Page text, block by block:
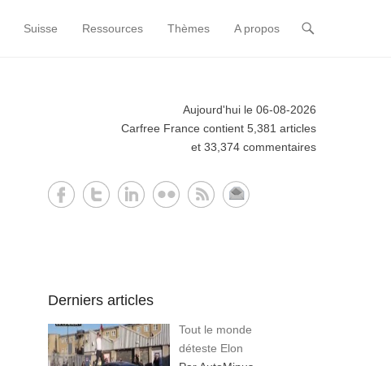
Suisse Ressources Thèmes A propos
Aujourd'hui le 06-08-2026
Carfree France contient 5,381 articles
et 33,374 commentaires
Derniers articles
Tout le monde
déteste Elon